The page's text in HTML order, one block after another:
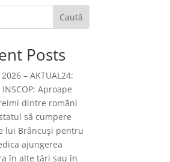
Caută
Posts
– AKTUAL24:
Aproape
dintre români
să cumpere
lui Brâncuşi pentru
ajungerea
în alte ţări sau în